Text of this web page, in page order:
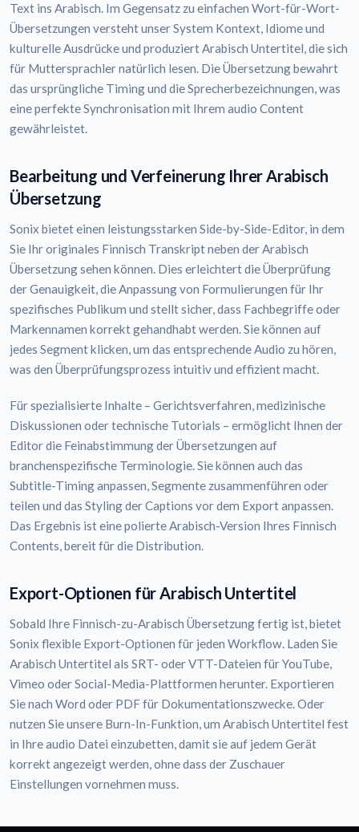
Text ins Arabisch. Im Gegensatz zu einfachen Wort-für-Wort-
Übersetzungen versteht unser System Kontext, Idiome und
kulturelle Ausdrücke und produziert Arabisch Untertitel, die sich
für Muttersprachler natürlich lesen. Die Übersetzung bewahrt
das ursprüngliche Timing und die Sprecherbezeichnungen, was
eine perfekte Synchronisation mit Ihrem audio Content
gewährleistet.
Bearbeitung und Verfeinerung Ihrer Arabisch
Übersetzung
Sonix bietet einen leistungsstarken Side-by-Side-Editor, in dem
Sie Ihr originales Finnisch Transkript neben der Arabisch
Übersetzung sehen können. Dies erleichtert die Überprüfung
der Genauigkeit, die Anpassung von Formulierungen für Ihr
spezifisches Publikum und stellt sicher, dass Fachbegriffe oder
Markennamen korrekt gehandhabt werden. Sie können auf
jedes Segment klicken, um das entsprechende Audio zu hören,
was den Überprüfungsprozess intuitiv und effizient macht.
Für spezialisierte Inhalte – Gerichtsverfahren, medizinische
Diskussionen oder technische Tutorials – ermöglicht Ihnen der
Editor die Feinabstimmung der Übersetzungen auf
branchenspezifische Terminologie. Sie können auch das
Subtitle-Timing anpassen, Segmente zusammenführen oder
teilen und das Styling der Captions vor dem Export anpassen.
Das Ergebnis ist eine polierte Arabisch-Version Ihres Finnisch
Contents, bereit für die Distribution.
Export-Optionen für Arabisch Untertitel
Sobald Ihre Finnisch-zu-Arabisch Übersetzung fertig ist, bietet
Sonix flexible Export-Optionen für jeden Workflow. Laden Sie
Arabisch Untertitel als SRT- oder VTT-Dateien für YouTube,
Vimeo oder Social-Media-Plattformen herunter. Exportieren
Sie nach Word oder PDF für Dokumentationszwecke. Oder
nutzen Sie unsere Burn-In-Funktion, um Arabisch Untertitel fest
in Ihre audio Datei einzubetten, damit sie auf jedem Gerät
korrekt angezeigt werden, ohne dass der Zuschauer
Einstellungen vornehmen muss.